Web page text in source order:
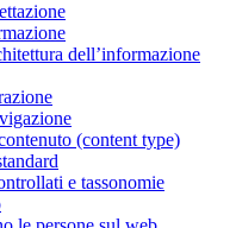
dell’informazione
(content type)
e tassonomie